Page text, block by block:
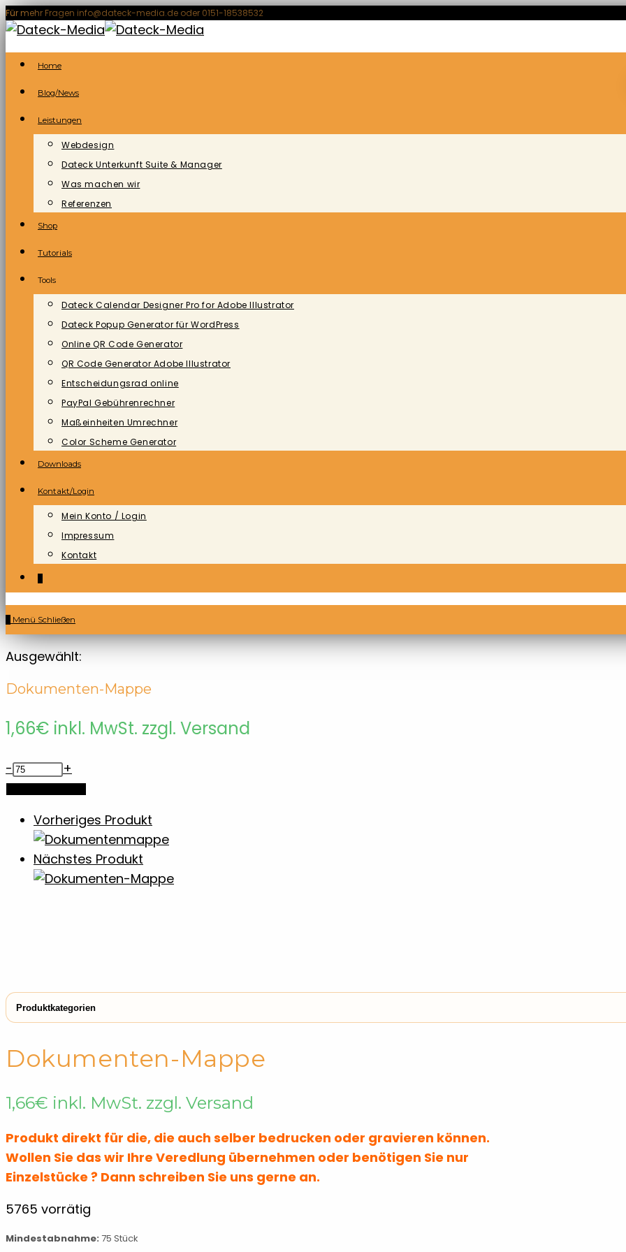
Zum
Inhalt
springen
Für mehr Fragen info@dateck-media.de oder 0151-18538532
Home
Blog/News
Leistungen
Webdesign
Dateck Unterkunft Suite & Manager
Was machen wir
Referenzen
Shop
Tutorials
Tools
Dateck Calendar Designer Pro for Adobe Illustrator
Dateck Popup Generator für WordPress
Online QR Code Generator
QR Code Generator Adobe Illustrator
Entscheidungsrad online
PayPal Gebührenrechner
Maßeinheiten Umrechner
Color Scheme Generator
Downloads
Kontakt/Login
Mein Konto / Login
Impressum
Kontakt
Menü Schließen
Ausgewählt:
Dokumenten-Mappe
1,66€ inkl. MwSt. zzgl. Versand
Dokumenten-
Mappe
- +
Vorheriges Produkt
Nächstes Produkt
Produktkategorien
Dokumenten-Mappe
1,66€ inkl. MwSt. zzgl. Versand
Produkt direkt für die, die auch selber bedrucken oder gravieren können.
Wollen Sie das wir Ihre Veredlung übernehmen oder benötigen Sie nur
Einzelstücke ? Dann schreiben Sie uns gerne an.
5765 vorrätig
Mindestabnahme: 75 Stück